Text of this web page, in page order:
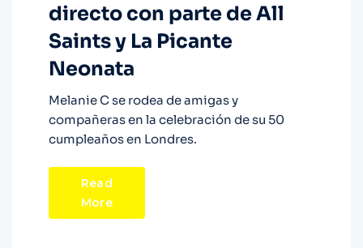
directo con parte de All
Saints y La Picante
Neonata
Melanie C se rodea de amigas y
compañeras en la celebración de su 50
cumpleaños en Londres.
Read
More